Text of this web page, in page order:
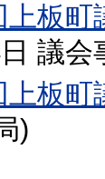
板
議会
板町
)